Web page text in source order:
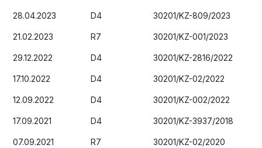
28.04.2023 D4 30201/KZ-809/2023
21.02.2023 R7 30201/KZ-001/2023
29.12.2022 D4 30201/KZ-2816/2022
17.10.2022 D4 30201/KZ-02/2022
12.09.2022 D4 30201/KZ-002/2022
17.09.2021 D4 30201/KZ-3937/2018
07.09.2021 R7 30201/KZ-02/2020